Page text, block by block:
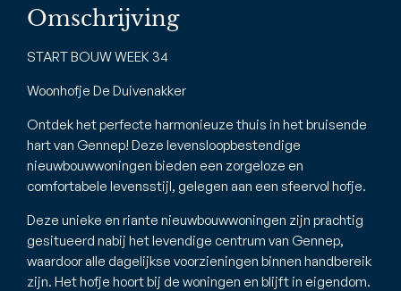
Omschrijving
START BOUW WEEK 34
Woonhofje De Duivenakker
Ontdek het perfecte harmonieuze thuis in het bruisende
hart van Gennep! Deze levensloopbestendige
nieuwbouwwoningen bieden een zorgeloze en
comfortabele levensstijl, gelegen aan een sfeervol hofje.
Deze unieke en riante nieuwbouwwoningen zijn prachtig
gesitueerd nabij het levendige centrum van Gennep,
waardoor alle dagelijkse voorzieningen binnen handbereik
zijn. Het hofje hoort bij de woningen en blijft in eigendom.